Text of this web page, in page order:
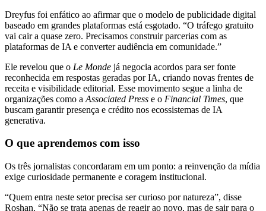
Dreyfus foi enfático ao afirmar que o modelo de publicidade digital
baseado em grandes plataformas está esgotado. “O tráfego gratuito
vai cair a quase zero. Precisamos construir parcerias com as
plataformas de IA e converter audiência em comunidade.”
Ele revelou que o Le Monde já negocia acordos para ser fonte
reconhecida em respostas geradas por IA, criando novas frentes de
receita e visibilidade editorial. Esse movimento segue a linha de
organizações como a Associated Press e o Financial Times, que
buscam garantir presença e crédito nos ecossistemas de IA
generativa.
O que aprendemos com isso
Os três jornalistas concordaram em um ponto: a reinvenção da mídia
exige curiosidade permanente e coragem institucional.
“Quem entra neste setor precisa ser curioso por natureza”, disse
Roshan. “Não se trata apenas de reagir ao novo, mas de sair para o